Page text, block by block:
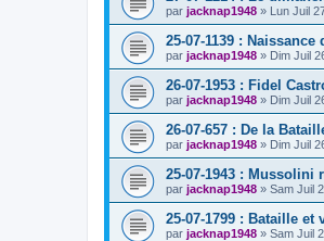
par jacknap1948 » Lun Juil
25-07-1139 :
par jacknap1948 » Dim Juil
26-07-1953 : Fidel
par jacknap1948 » Dim Juil
26-07-657 : De la
par jacknap1948 » Dim Juil
25-07-1943 : Mussolini
par jacknap1948 » Sam Juil
25-07-1799 : Bataille
par jacknap1948 » Sam Juil